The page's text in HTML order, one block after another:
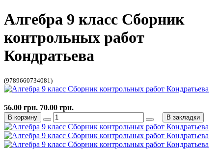
Алгебра 9 класс Сборник
контрольных работ
Кондратьева
(9789660734081)
56.00 грн. 70.00 грн.
В корзину В закладки